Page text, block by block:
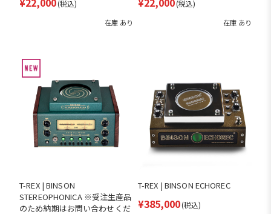
(税込)
在庫 あり
(税込)
在庫 あり
T-REX | BINSON
STEREOPHONICA ※受注生産品
のため納期はお問い合わせくだ
T-REX | BINSON ECHOREC
¥385,000(税込)